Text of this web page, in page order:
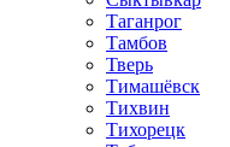
Таганрог
Тамбов
Тверь
Тимашёвск
Тихвин
Тихорецк